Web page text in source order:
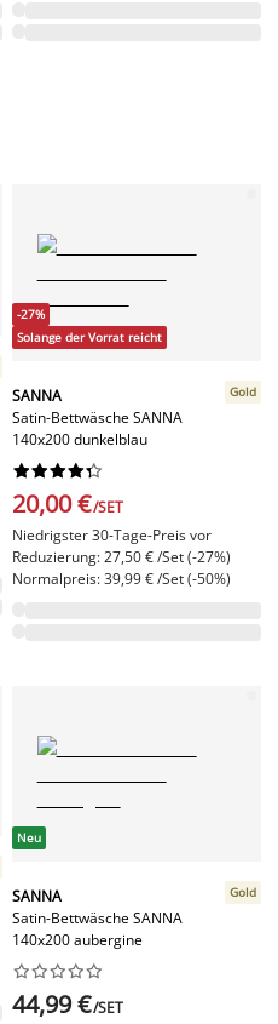
-27%
Solange der Vorrat reicht
SANNA
Satin-Bettwäsche SANNA
140x200 dunkelblau
Gold






20,00 €/SET
Niedrigster 30-Tage-Preis vor
Reduzierung: 27,50 € /Set (-27%)
Normalpreis: 39,99 € /Set (-50%)
Neu
SANNA
Satin-Bettwäsche SANNA
140x200 aubergine
Gold






44,99 €/SET